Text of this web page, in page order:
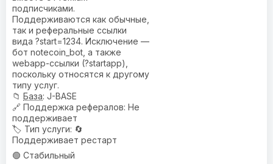
подписчиками.
Поддерживаются как обычные,
так и реферальные ссылки
вида ?start=1234. Исключение —
бот notecoin_bot, а также
webapp-ссылки (?startapp),
поскольку относятся к другому
типу услуг.
📁 База: J-BASE
🔗 Поддержка рефералов: Не
поддерживает
🏷️ Тип услуги: 🔄
Поддерживает рестарт
🟢 Стабильный